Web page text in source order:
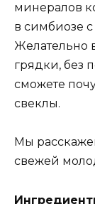
минералов
в симбиозе
Желательно
грядки, без
сможете
свеклы.
Мы
свежей